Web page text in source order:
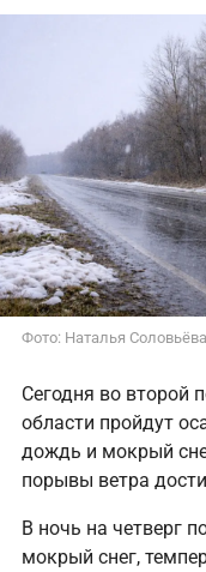
Фото: Наталья
Сегодня во второй
области пройдут
дождь и мокрый
порывы ветра
В ночь на четверг
мокрый снег,